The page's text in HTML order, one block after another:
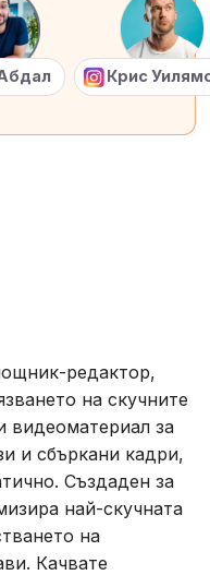
Крис
редактор,
на скучните
видеоматериал за
и сбъркани кадри,
Създаден за
най-скучната
на
Качвате